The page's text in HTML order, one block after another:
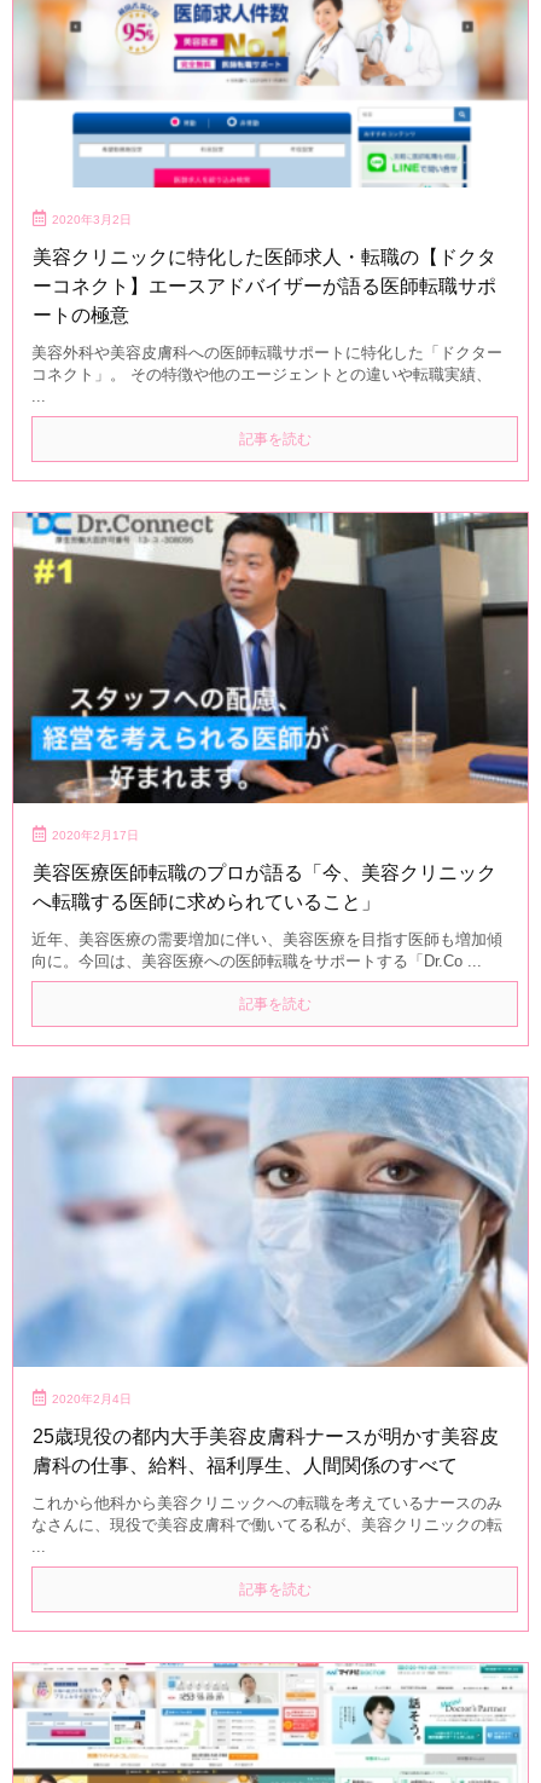
2020年3月2日
美容クリニックに特化した医師求人・転職の【ドクタ
ーコネクト】エースアドバイザーが語る医師転職サポ
ートの極意
美容外科や美容皮膚科への医師転職サポートに特化した「ドクター
コネクト」。 その特徴や他のエージェントとの違いや転職実績、
記事を読む
2020年2月17日
美容医療医師転職のプロが語る「今、美容クリニック
へ転職する医師に求められていること」
近年、美容医療の需要増加に伴い、美容医療を目指す医師も増加傾
向に。今回は、美容医療への医師転職をサポートする「Dr.Co ...
記事を読む
2020年2月4日
25歳現役の都内大手美容皮膚科ナースが明かす美容皮
膚科の仕事、給料、福利厚生、人間関係のすべて
これから他科から美容クリニックへの転職を考えているナースのみ
なさんに、現役で美容皮膚科で働いてる私が、美容クリニックの転
...
記事を読む